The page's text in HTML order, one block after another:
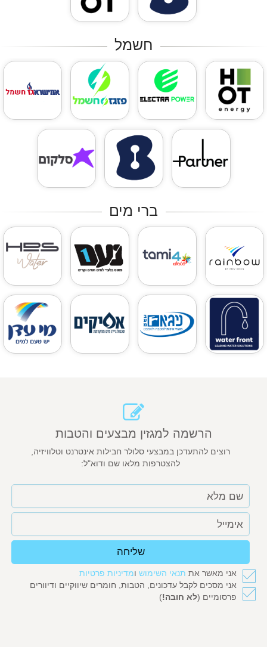
הרשמה למגזין מבצעים והטבות
רוצים להתעדכן במבצעי סלולר חבילות אינטרנט וטלוויזיה,
להצטרפות מלאו שם ודוא"ל:
שליחה
אני מאשר את תנאי השימוש ומדיניות פרטיות
אני מסכים לקבל עדכונים, הטבות, חומרים שיווקיים ודיוורים
פרסומיים (לא חובה!)